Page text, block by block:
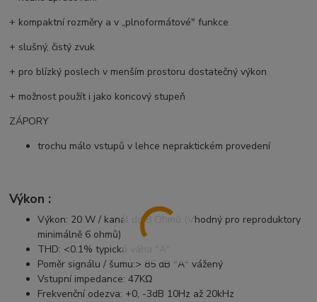
+ kompaktní rozměry a v „plnoformátové" funkce
+ slušný, čistý zvuk
+ pro blízký poslech v menším prostoru dostatečný výkon
+ možnost použít i jako koncový stupeň
ZÁPORY
trochu málo vstupů v lehce nepraktickém provedení
Výkon :
Výkon: 20 W / kanál do 8 Ohmů (Vhodný pro reproduktory
minimálně 6 ohmů)
THD: <0.1% typická váha "A"
Poměr signálu / šumu:> 85 dB "A" vážený
Vstupní impedance: 47KΩ
Frekvenční odezva: +0, -3dB 10Hz až 20kHz